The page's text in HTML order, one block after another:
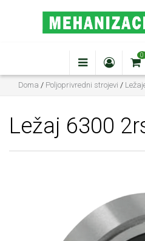
0
Doma / Poljoprivredni strojevi /
Ležaj 6300